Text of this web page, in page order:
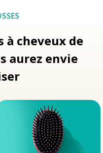
à cheveux de
aurez envie